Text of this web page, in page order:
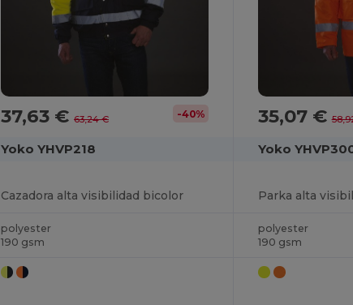
37,63 € 63,24 € -40%
Yoko YHVP218
Cazadora alta visibilidad bicolor
polyester
190 gsm
35,07 €
Yoko
Parka alta
polyester
190 gsm